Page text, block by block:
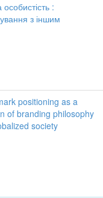
:
з іншим
positioning as a
of branding philosophy
society